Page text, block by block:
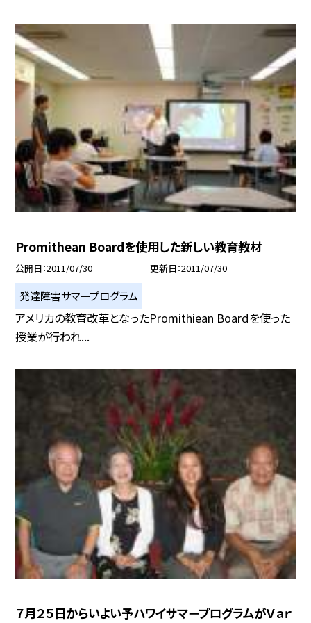
Promithean Boardを使用した新しい教育教材
公開日 2011/07/30 更新日 2011/07/30
発達障害サマープログラム
アメリカの教育改革となったPromithiean Boardを使った
授業が行われ...
７月２５日からいよい予ハワイサマープログラムがＶａｒ